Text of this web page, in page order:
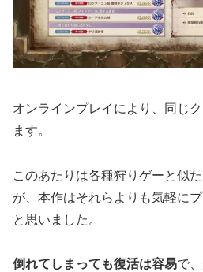
オンラインプレイにより、同じ
ます。
このあたりは各種狩りゲーと似
が、本作はそれらよりも気軽に
と思いました。
倒れてしまっても復活は容易で